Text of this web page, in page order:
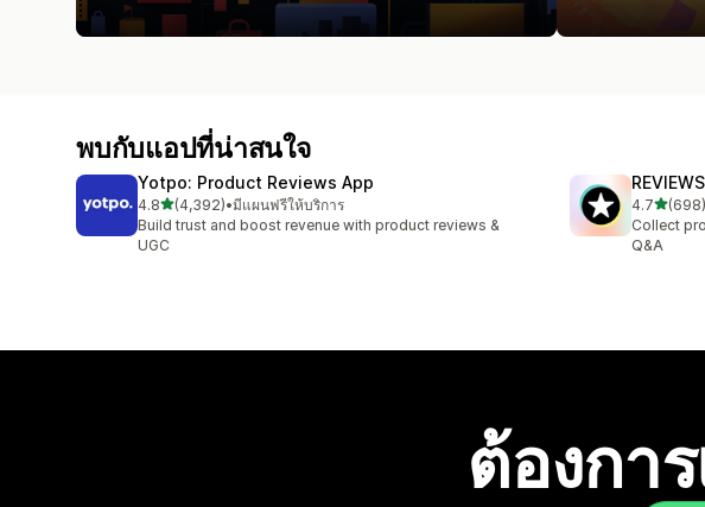
พบกับแอปที่น่าสนใจ
Yotpo: Product Reviews App
4.8เต็ม 5 ดาว
(4,392)
ทั้งหมด 4392 รีวิว
•มีแผนฟรีให้บริการ
Build trust and boost revenue with product reviews &
UGC
4.7เต็ม 5
(698)
ทั้งหมด
Collect
Q&A
ต้องกา